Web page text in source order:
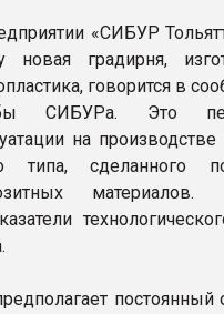
«СИБУР
новая градирня,
говорится в
СИБУРа. Это
на
типа, сделанного
материалов.
постоянный